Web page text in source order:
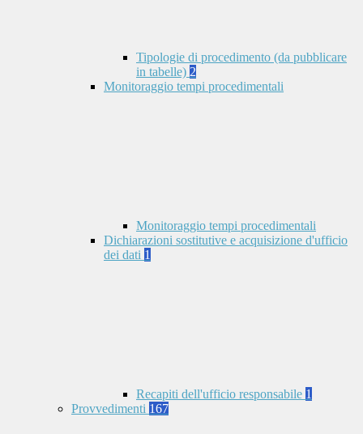
Tipologie di procedimento (da pubblicare
in tabelle) 2
Monitoraggio tempi procedimentali
Monitoraggio tempi procedimentali
Dichiarazioni sostitutive e acquisizione d'ufficio
dei dati 1
Recapiti dell'ufficio responsabile 1
Provvedimenti 167